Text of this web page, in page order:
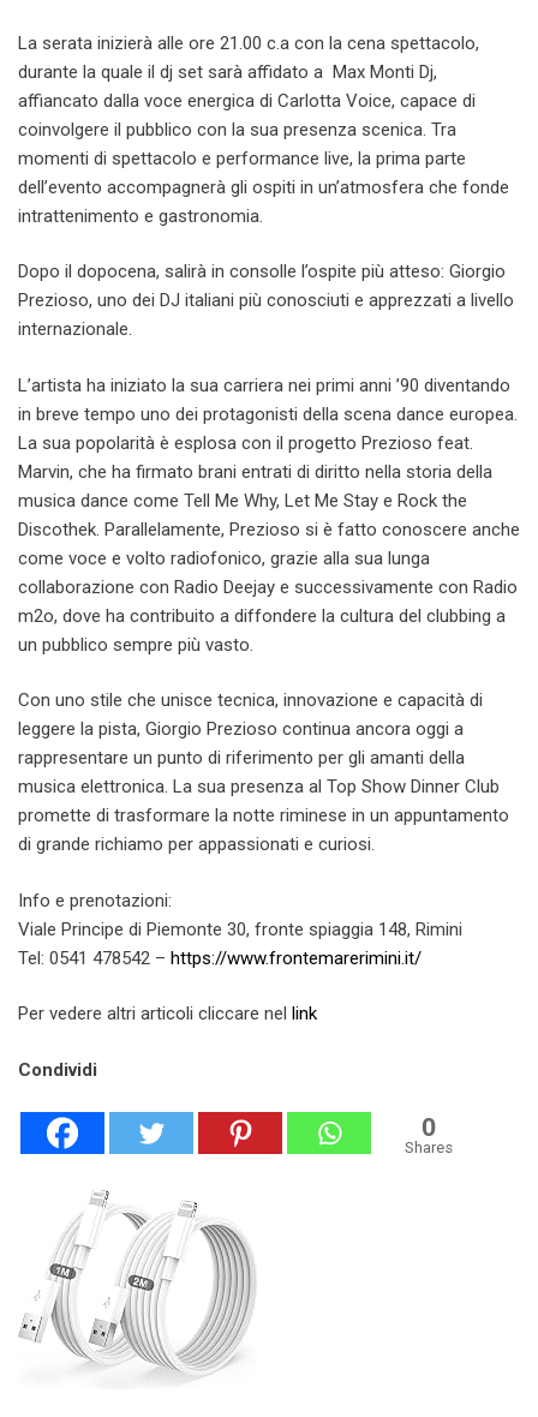
La serata inizierà alle ore 21.00 c.a con la cena spettacolo,
durante la quale il dj set sarà affidato a Max Monti Dj,
affiancato dalla voce energica di Carlotta Voice, capace di
coinvolgere il pubblico con la sua presenza scenica. Tra
momenti di spettacolo e performance live, la prima parte
dell’evento accompagnerà gli ospiti in un’atmosfera che fonde
intrattenimento e gastronomia.
Dopo il dopocena, salirà in consolle l’ospite più atteso: Giorgio
Prezioso, uno dei DJ italiani più conosciuti e apprezzati a livello
internazionale.
L’artista ha iniziato la sua carriera nei primi anni ’90 diventando
in breve tempo uno dei protagonisti della scena dance europea.
La sua popolarità è esplosa con il progetto Prezioso feat.
Marvin, che ha firmato brani entrati di diritto nella storia della
musica dance come Tell Me Why, Let Me Stay e Rock the
Discothek. Parallelamente, Prezioso si è fatto conoscere anche
come voce e volto radiofonico, grazie alla sua lunga
collaborazione con Radio Deejay e successivamente con Radio
m2o, dove ha contribuito a diffondere la cultura del clubbing a
un pubblico sempre più vasto.
Con uno stile che unisce tecnica, innovazione e capacità di
leggere la pista, Giorgio Prezioso continua ancora oggi a
rappresentare un punto di riferimento per gli amanti della
musica elettronica. La sua presenza al Top Show Dinner Club
promette di trasformare la notte riminese in un appuntamento
di grande richiamo per appassionati e curiosi.
Info e prenotazioni:
Viale Principe di Piemonte 30, fronte spiaggia 148, Rimini
Tel: 0541 478542 – https://www.frontemarerimini.it/
Per vedere altri articoli cliccare nel link
Condividi
0
Shares